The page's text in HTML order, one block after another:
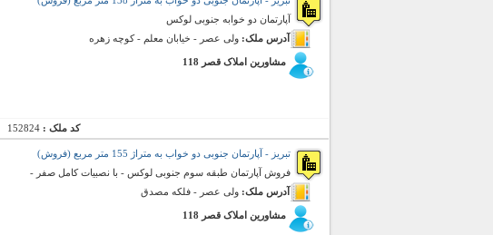
آپارتمان دو خوابه جنوبی لوکس
آدرس ملک: ولی عصر - خیابان معلم - کوچه زهره
مشاورین املاک قصر 118
کد ملک : 152824
تبریز - آپارتمان جنوبی دو خواب به متراژ 155 متر مربع (فروش)
فروش آپارتمان طبقه سوم جنوبی لوکس - با نصبیات کامل صفر -
آدرس ملک: ولی عصر - فلکه مصدق
مشاورین املاک قصر 118